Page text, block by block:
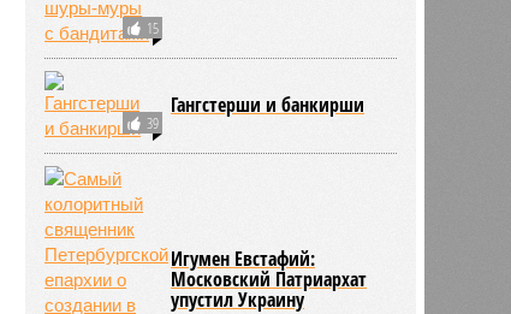
15
39
Гангстерши и банкирши
Игумен Евстафий:
Московский Патриархат
упустил Украину